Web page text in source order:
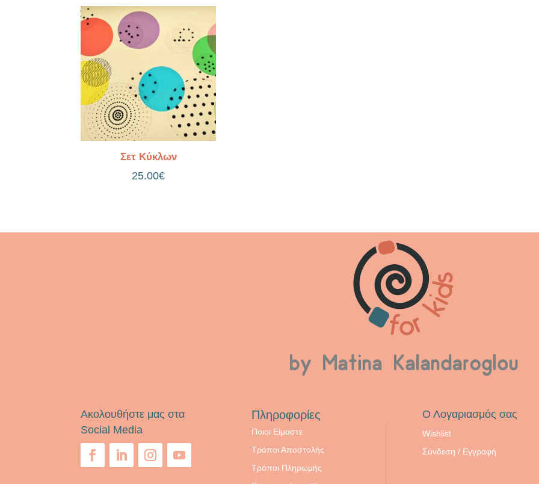
was:
68.00€.
τιμή
60.00€.
Σετ Κύκλων
25.00€
Ακολουθήστε μας στα
Social Media
Πληροφορίες
Ποιοι Είμαστε
Τρόποι Αποστολής
Τρόποι Πληρωμής
Ο Λογαριασμός σας
Wishlist
Σύνδεση / Εγγραφή